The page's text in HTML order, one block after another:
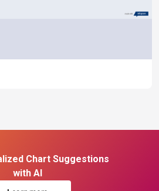
Chart Suggestions
with AI